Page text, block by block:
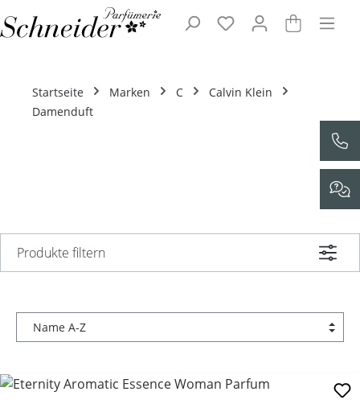
Zum Hauptinhalt springen
Startseite Marken C
Calvin Klein
Damenduft
Produkte filtern